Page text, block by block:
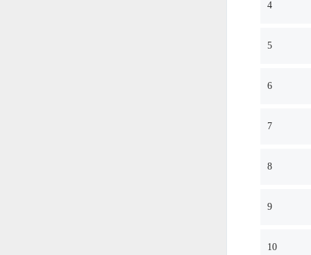
4
5
6
7
8
9
10